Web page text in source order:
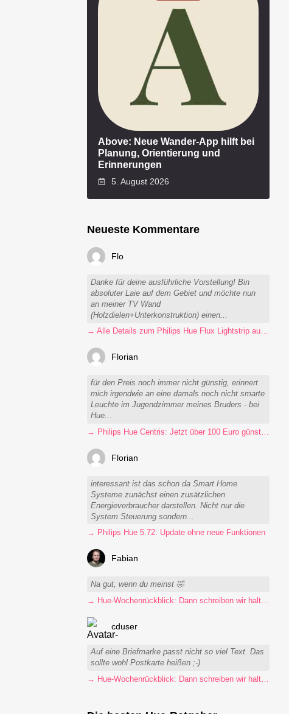
Above: Neue Wander-App hilft bei
Planung, Orientierung und
Erinnerungen
5. August 2026
Neueste Kommentare
Flo
Danke für deine ausführliche Vorstellung! Bin
absoluter Laie auf dem Gebiet und möchte nun
an meiner TV Wand
(Holzdielen+Unterkonstruktion) einen...
→ Alle Details zum Philips Hue Flux Lightstrip auf einen Blick
Florian
für den Preis noch immer nicht günstig, erinnert
mich irgendwie an eine damals noch nicht smarte
Leuchte im Jugendzimmer meines Bruders - bei
Hue...
→ Philips Hue Centris: Jetzt über 100 Euro günstiger
Florian
interessant ist das schon da Smart Home
Systeme zunächst einen zusätzlichen
Energieverbraucher darstellen. Nicht nur die
System Steuerung sondern...
→ Philips Hue 5.72: Update ohne neue Funktionen
Fabian
Na gut, wenn du meinst 🤣
cduser
Auf eine Briefmarke passt nicht so viel Text. Das
sollte wohl Postkarte heißen ;-)
→ Hue-Wochenrückblick: Dann schreiben wir halt Postkarten